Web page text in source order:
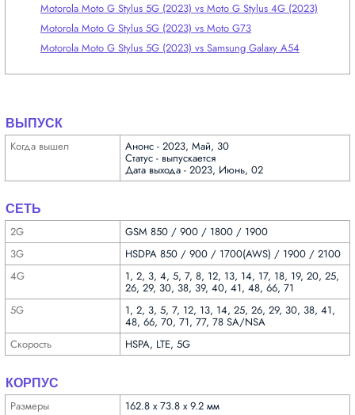
Motorola Moto G Stylus 5G (2023) vs Moto G Stylus 4G (2023)
Motorola Moto G Stylus 5G (2023) vs Moto G73
Motorola Moto G Stylus 5G (2023) vs Samsung Galaxy A54
ВЫПУСК
Когда вышел Анонс - 2023, Май, 30
Статус - выпускается
Дата выхода - 2023, Июнь, 02
СЕТЬ
2G
GSM 850 / 900 / 1800 / 1900
3G
HSDPA 850 / 900 / 1700(AWS) / 1900 / 2100
4G
1, 2, 3, 4, 5, 7, 8, 12, 13, 14, 17, 18, 19, 20, 25,
26, 29, 30, 38, 39, 40, 41, 48, 66, 71
5G
1, 2, 3, 5, 7, 12, 13, 14, 25, 26, 29, 30, 38, 41,
48, 66, 70, 71, 77, 78 SA/NSA
Скорость
HSPA, LTE, 5G
КОРПУС
Размеры
162.8 x 73.8 x 9.2 мм